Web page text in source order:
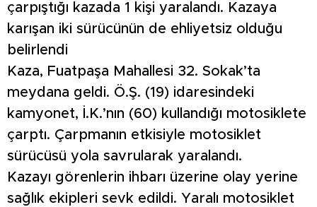
çarpıştığı kazada 1 kişi yaralandı. Kazaya
karışan iki sürücünün de ehliyetsiz olduğu
belirlendi
Kaza, Fuatpaşa Mahallesi 32. Sokak’ta
meydana geldi. Ö.Ş. (19) idaresindeki
kamyonet, İ.K.’nın (60) kullandığı motosiklete
çarptı. Çarpmanın etkisiyle motosiklet
sürücüsü yola savrularak yaralandı.
Kazayı görenlerin ihbarı üzerine olay yerine
sağlık ekipleri sevk edildi. Yaralı motosiklet